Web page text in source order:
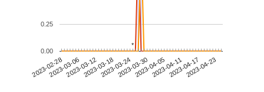
2023-02-282023-03-062023-03-122023-03-182023-03-242023-03-302023-04-052023-04-112023-04-172023-04-23
0.00
0.25
**